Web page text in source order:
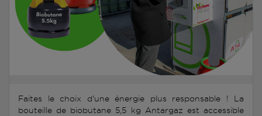
Faites le choix d'une énergie plus responsable ! La
bouteille de biobutane 5,5 kg Antargaz est accessible